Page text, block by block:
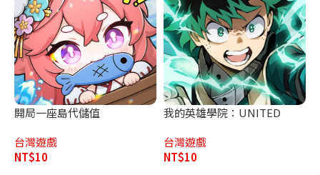
開局一座島代儲值
台灣遊戲
NT$10
我的英雄學院：UNITED
台灣遊戲
NT$10